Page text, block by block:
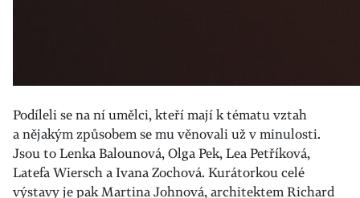
Podíleli se na ní umělci, kteří mají k tématu vztah
a nějakým způsobem se mu věnovali už v minulosti.
Jsou to Lenka Balounová, Olga Pek, Lea Petříková,
Latefa Wiersch a Ivana Zochová. Kurátorkou celé
výstavy je pak Martina Johnová, architektem Richard